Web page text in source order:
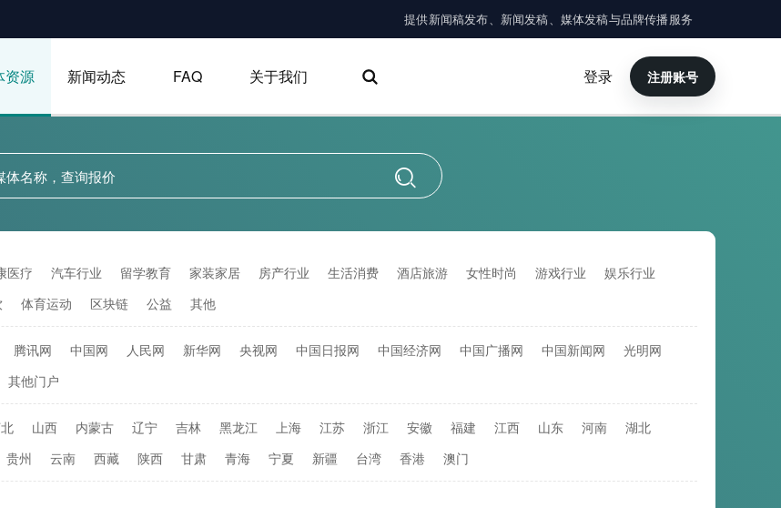
提供新闻稿发布、新闻发稿、媒体发稿与品牌传播服务
资源 新闻动态 FAQ 关于我们 登录 注册账号
医疗 汽车行业 留学教育 家装家居 房产行业 生活消费 酒店旅游 女性时尚 游戏行业
娱乐行业
体育运动 区块链 公益 其他
腾讯网 中国网 人民网 新华网 央视网 中国日报网 中国经济网 中国广播网 中国新闻网
光明网
其他门户
山西 内蒙古 辽宁 吉林 黑龙江 上海 江苏 浙江 安徽 福建 江西 山东 河南
湖北
贵州 云南 西藏 陕西 甘肃 青海 宁夏 新疆 台湾 香港 澳门